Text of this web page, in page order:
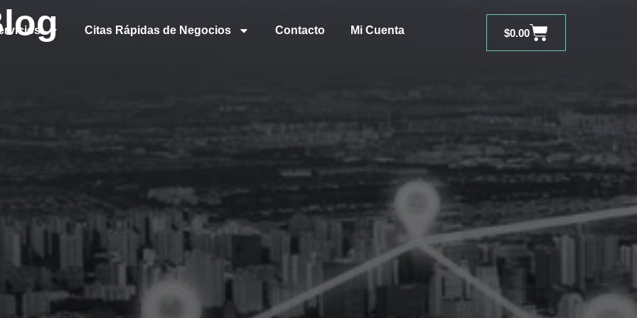
Citas Rápidas de Negocios Contacto Mi Cuenta $0.00Carrito